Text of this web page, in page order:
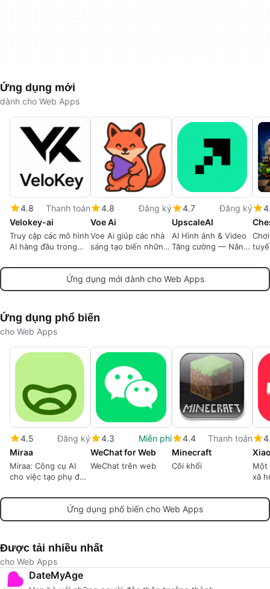
Ứng dụng mới
dành cho Web Apps
4.8
Thanh toán
Velokey-ai
Truy cập các mô hình
AI hàng đầu trong
4.8
Đăng ký
Voe Ai
Voe Ai giúp các nhà
sáng tạo biến những
thành video thực tế,
chất lượng cao với sự
kiểm soát hình ảnh
tạo nhanh chóng.
4.7
Đăng ký
UpscaleAI
AI Hình ảnh & Video
Tăng cường — Nâng
UpscaleAI
Ứng dụng mới dành cho Web Apps
Ứng dụng phổ biến
cho Web Apps
4.5
Đăng ký
Miraa
Miraa: Công cụ AI
cho việc tạo phụ đề
4.3
Miễn phí
WeChat for Web
WeChat trên web
4.4
Thanh toán
Minecraft
Cõi khối
Một
xã
Ứng dụng phổ biến cho Web Apps
Được tải nhiều nhất
cho Web Apps
DateMyAge